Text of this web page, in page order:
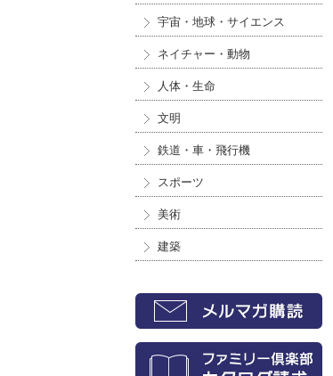
宇宙・地球・サイエンス
ネイチャー・動物
人体・生命
文明
鉄道・車・飛行機
スポーツ
美術
建築